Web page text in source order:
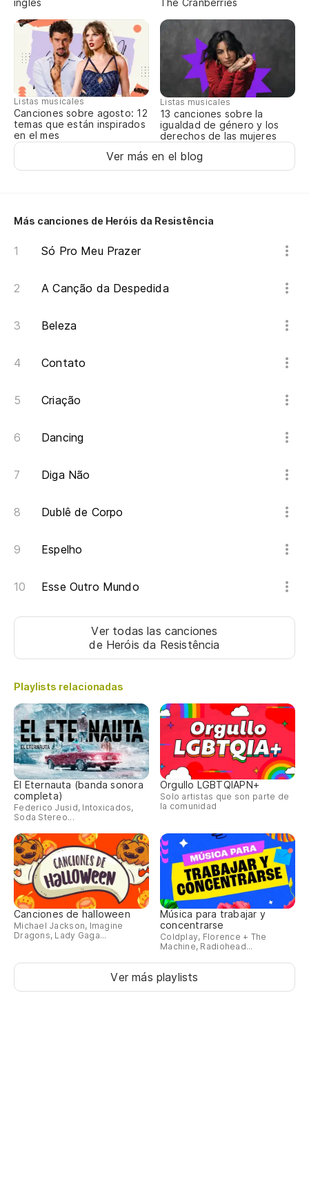
inglés The Cranberries
Listas musicales
Canciones sobre agosto: 12
temas que están inspirados
en el mes
Listas musicales
13 canciones sobre la
igualdad de género y los
derechos de las mujeres
Ver más en el blog
Más canciones de Heróis da Resistência
Só Pro Meu Prazer
A Canção da Despedida
Beleza
Contato
Criação
Dancing
Diga Não
Dublê de Corpo
Espelho
Esse Outro Mundo
Ver todas las canciones
de Heróis da Resistência
Playlists relacionadas
El Eternauta (banda sonora
completa)
Federico Jusid, Intoxicados,
Soda Stereo...
Orgullo LGBTQIAPN+
Solo artistas que son parte de
la comunidad
Canciones de halloween
Michael Jackson, Imagine
Dragons, Lady Gaga...
Música para trabajar y
concentrarse
Coldplay, Florence + The
Machine, Radiohead...
Ver más playlists